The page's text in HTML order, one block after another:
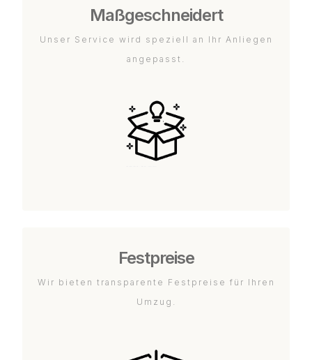
Maßgeschneidert
Unser Service wird speziell an Ihr Anliegen
angepasst.
Festpreise
Wir bieten transparente Festpreise für Ihren
Umzug.